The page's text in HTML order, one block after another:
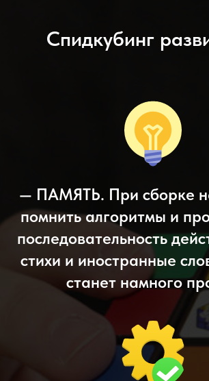
Спидкубинг
— ПАМЯТЬ. При сборке
помнить алгоритмы и
последовательность
стихи и иностранные
станет намного